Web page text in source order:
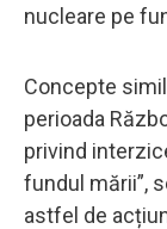
nucleare pe
Concepte
perioada
privind
fundul mării”,
astfel de